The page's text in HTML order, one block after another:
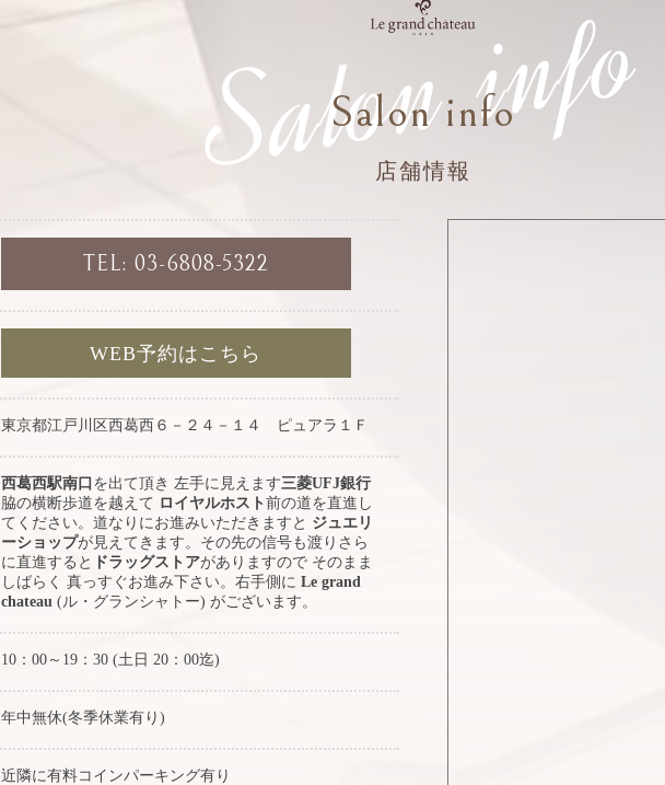
Salon info
Salon info
店舗情報
TEL: 03-6808-5322
WEB予約はこちら
東京都江戸川区西葛西６－２４－１４ ピュアラ１Ｆ
西葛西駅南口 を出て頂き 左手に見えます三菱UFJ銀行
脇の横断歩道を越えて ロイヤルホスト 前の道を直進し
てください。道なりにお進みいただきますと ジュエリ
ーショップが見えてきます。その先の信号も渡りさら
に直進すると ドラッグストアがありますので そのまま
しばらく 真っすぐお進み下さい。右手側に Le grand
chateau (ル・グランシャトー) がございます。
10：00～19：30 (土日 20：00迄)
年中無休(冬季休業有り)
近隣に有料コインパーキング有り